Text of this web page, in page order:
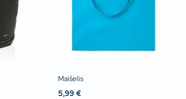
Maišelis
5,99 €